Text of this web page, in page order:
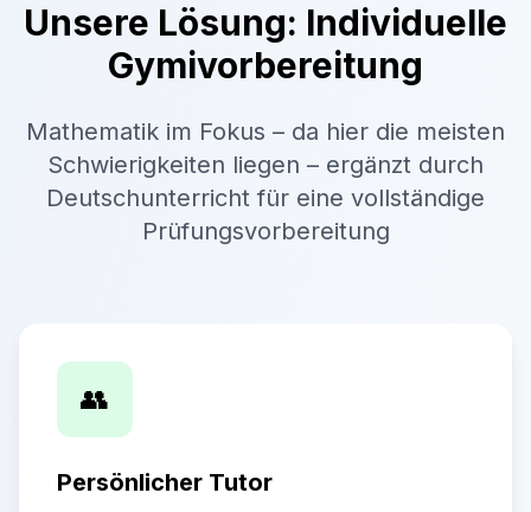
Unsere Lösung: Individuelle
Gymivorbereitung
Mathematik im Fokus – da hier die meisten
Schwierigkeiten liegen – ergänzt durch
Deutschunterricht für eine vollständige
Prüfungsvorbereitung
👥
Persönlicher Tutor